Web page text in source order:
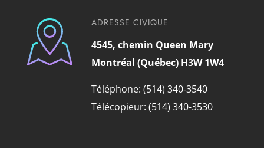
ADRESSE CIVIQUE
4545, chemin Queen Mary
Montréal (Québec) H3W 1W4
Téléphone: (514) 340-3540
Télécopieur: (514) 340-3530